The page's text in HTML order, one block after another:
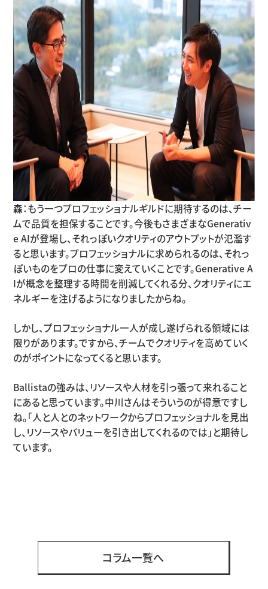
森：もう一つプロフェッショナルギルドに期待するのは、チー
ムで品質を担保することです。今後もさまざまなGenerativ
e AIが登場し、それっぽいクオリティのアウトプットが氾濫す
ると思います。プロフェッショナルに求められるのは、それっ
ぽいものをプロの仕事に変えていくことです。Generative A
Iが概念を整理する時間を削減してくれる分、クオリティにエ
ネルギーを注げるようになりましたからね。
しかし、プロフェッショナル一人が成し遂げられる領域には
限りがあります。ですから、チームでクオリティを高めていく
のがポイントになってくると思います。
Ballistaの強みは、リソースや人材を引っ張って来れること
にあると思っています。中川さんはそういうのが得意ですし
ね。「人と人とのネットワークからプロフェッショナルを見出
し、リソースやバリューを引き出してくれるのでは」と期待し
ています。
コラム一覧へ